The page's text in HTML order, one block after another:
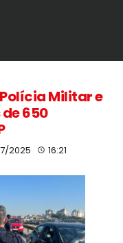
Militar e
650
2025 16:21